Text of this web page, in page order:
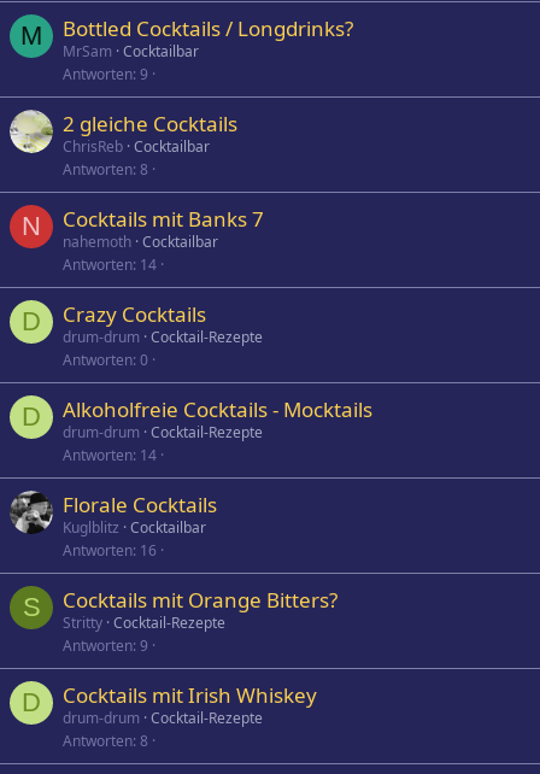
M Bottled Cocktails / Longdrinks?
MrSam Cocktailbar
Antworten 9
2 gleiche Cocktails
ChrisReb Cocktailbar
Antworten 8
N Cocktails mit Banks 7
nahemoth Cocktailbar
Antworten 14
D Crazy Cocktails
drum-drum Cocktail-Rezepte
Antworten 0
D Alkoholfreie Cocktails - Mocktails
drum-drum Cocktail-Rezepte
Antworten 14
Florale Cocktails
Kuglblitz Cocktailbar
Antworten 16
S Cocktails mit Orange Bitters?
Stritty Cocktail-Rezepte
Antworten 9
D Cocktails mit Irish Whiskey
drum-drum Cocktail-Rezepte
Antworten 8